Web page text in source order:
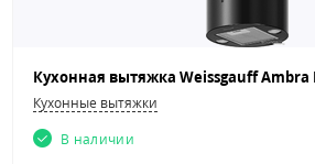
Кухонная вытяжка Weissgauff Ambra
Кухонные вытяжки
В наличии